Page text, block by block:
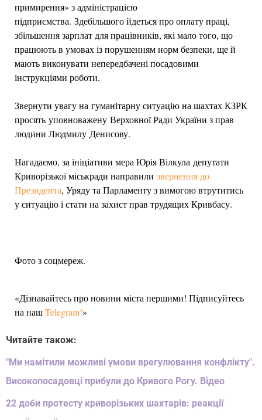
примирення» з адміністрацією
підприємства. Здебільшого йдеться про оплату праці,
збільшення зарплат для працівників, які мало того, що
працюють в умовах із порушенням норм безпеки, ще й
мають виконувати непередбачені посадовими
інструкціями роботи.
Звернути увагу на гуманітарну ситуацію на шахтах КЗРК
просять уповноважену Верховної Ради України з прав
людини Людмилу Денисову.
Нагадаємо, за ініціативи мера Юрія Вілкула депутати
Криворізької міськради направили звернення до
Президента, Уряду та Парламенту з вимогою втрутитись
у ситуацію і стати на захист прав трудящих Кривбасу.
Фото з соцмереж.
«Дізнавайтесь про новини міста першими! Підписуйтесь
на нашTelegram!»
Читайте також:
"Ми намітили можливі умови врегулювання конфлікту".
Високопосадовці прибули до Кривого Рогу. Відео
22 доби протесту криворізьких шахтарів: реакції